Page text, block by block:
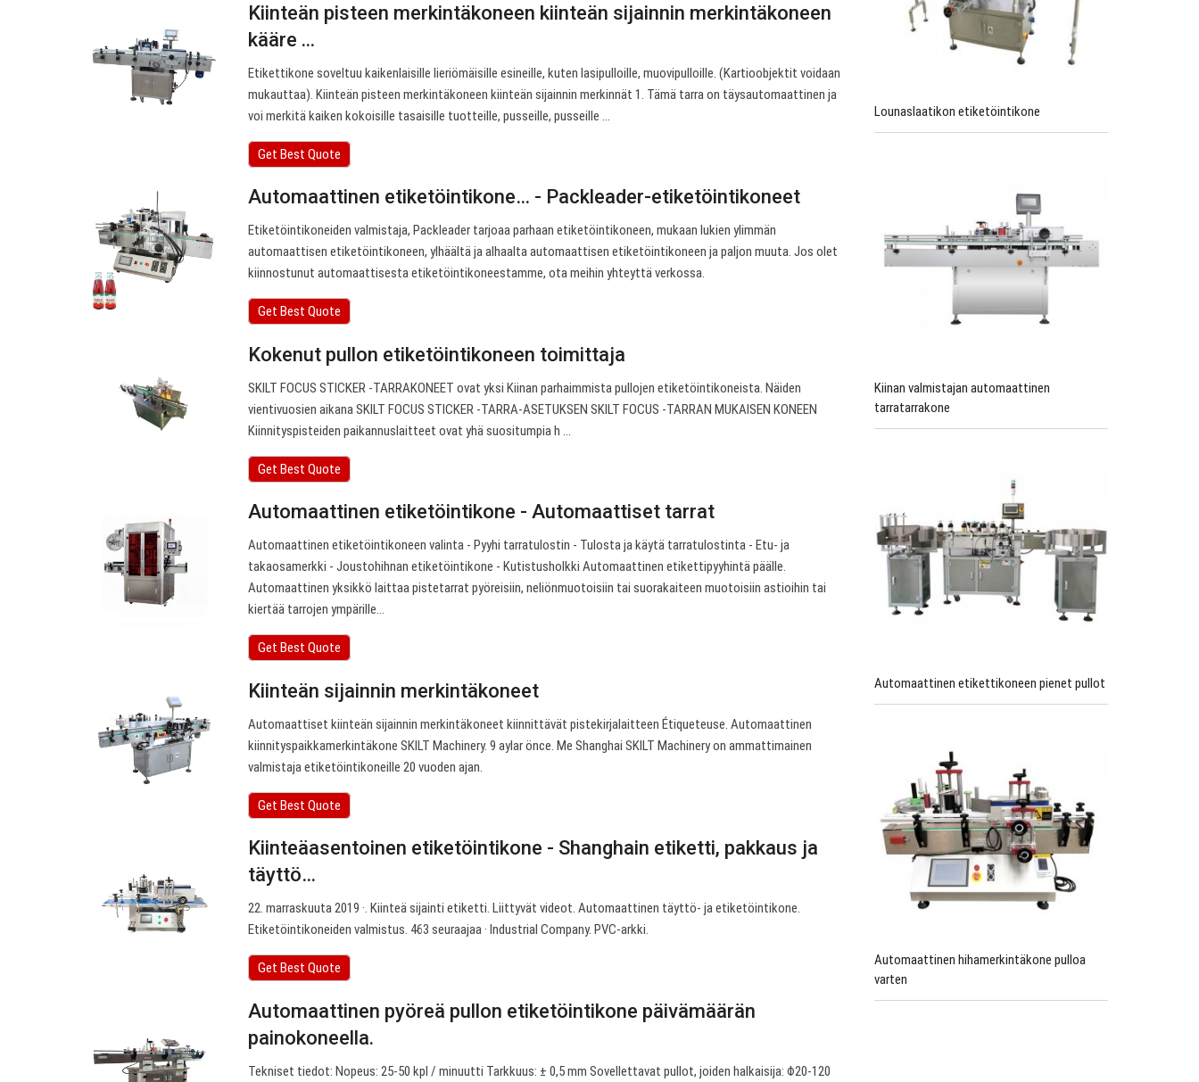
Kiinteän pisteen merkintäkoneen kiinteän sijainnin merkintäkoneen
kääre ...
Etikettikone soveltuu kaikenlaisille lieriömäisille esineille, kuten lasipulloille, muovipulloille. (Kartioobjektit voidaan
mukauttaa). Kiinteän pisteen merkintäkoneen kiinteän sijainnin merkinnät 1. Tämä tarra on täysautomaattinen ja
voi merkitä kaiken kokoisille tasaisille tuotteille, pusseille, pusseille ...
Get Best Quote
Automaattinen etiketöintikone… - Packleader-etiketöintikoneet
Etiketöintikoneiden valmistaja, Packleader tarjoaa parhaan etiketöintikoneen, mukaan lukien ylimmän
automaattisen etiketöintikoneen, ylhäältä ja alhaalta automaattisen etiketöintikoneen ja paljon muuta. Jos olet
kiinnostunut automaattisesta etiketöintikoneestamme, ota meihin yhteyttä verkossa.
Get Best Quote
Kokenut pullon etiketöintikoneen toimittaja
SKILT FOCUS STICKER -TARRAKONEET ovat yksi Kiinan parhaimmista pullojen etiketöintikoneista. Näiden
vientivuosien aikana SKILT FOCUS STICKER -TARRA-ASETUKSEN SKILT FOCUS -TARRAN MUKAISEN KONEEN
Kiinnityspisteiden paikannuslaitteet ovat yhä suositumpia h ...
Get Best Quote
Automaattinen etiketöintikone - Automaattiset tarrat
Automaattinen etiketöintikoneen valinta - Pyyhi tarratulostin - Tulosta ja käytä tarratulostinta - Etu- ja
takaosamerkki - Joustohihnan etiketöintikone - Kutistusholkki Automaattinen etikettipyyhintä päälle.
Automaattinen yksikkö laittaa pistetarrat pyöreisiin, neliönmuotoisiin tai suorakaiteen muotoisiin astioihin tai
kiertää tarrojen ympärille…
Get Best Quote
Kiinteän sijainnin merkintäkoneet
Automaattiset kiinteän sijainnin merkintäkoneet kiinnittävät pistekirjalaitteen Étiqueteuse. Automaattinen
kiinnityspaikkamerkintäkone SKILT Machinery. 9 aylar önce. Me Shanghai SKILT Machinery on ammattimainen
valmistaja etiketöintikoneille 20 vuoden ajan.
Get Best Quote
Kiinteäasentoinen etiketöintikone - Shanghain etiketti, pakkaus ja
täyttö…
22. marraskuuta 2019 ·. Kiinteä sijainti etiketti. Liittyvät videot. Automaattinen täyttö- ja etiketöintikone.
Etiketöintikoneiden valmistus. 463 seuraajaa · Industrial Company. PVC-arkki.
Get Best Quote
Automaattinen pyöreä pullon etiketöintikone päivämäärän
painokoneella.
Tekniset tiedot: Nopeus: 25-50 kpl / minuutti Tarkkuus: ± 0,5 mm Sovellettavat pullot, joiden halkaisija: Φ20-120
Lounaslaatikon etiketöintikone
Kiinan valmistajan automaattinen
tarratarrakone
Automaattinen etikettikoneen pienet pullot
Automaattinen hihamerkintäkone pulloa
varten